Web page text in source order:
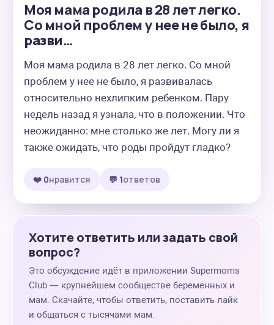
Моя мама родила в 28 лет легко.
Со мной проблем у нее не было, я
разви…
Моя мама родила в 28 лет легко. Со мной
проблем у нее не было, я развивалась
относительно нехлипким ребенком. Пару
недель назад я узнала, что в положении. Что
неожиданно: мне столько же лет. Могу ли я
также ожидать, что роды пройдут гладко?
❤️ 0нравится 💬 1ответов
Хотите ответить или задать свой
вопрос?
Это обсуждение идёт в приложении Supermoms
Club — крупнейшем сообществе беременных и
мам. Скачайте, чтобы ответить, поставить лайк
и общаться с тысячами мам.